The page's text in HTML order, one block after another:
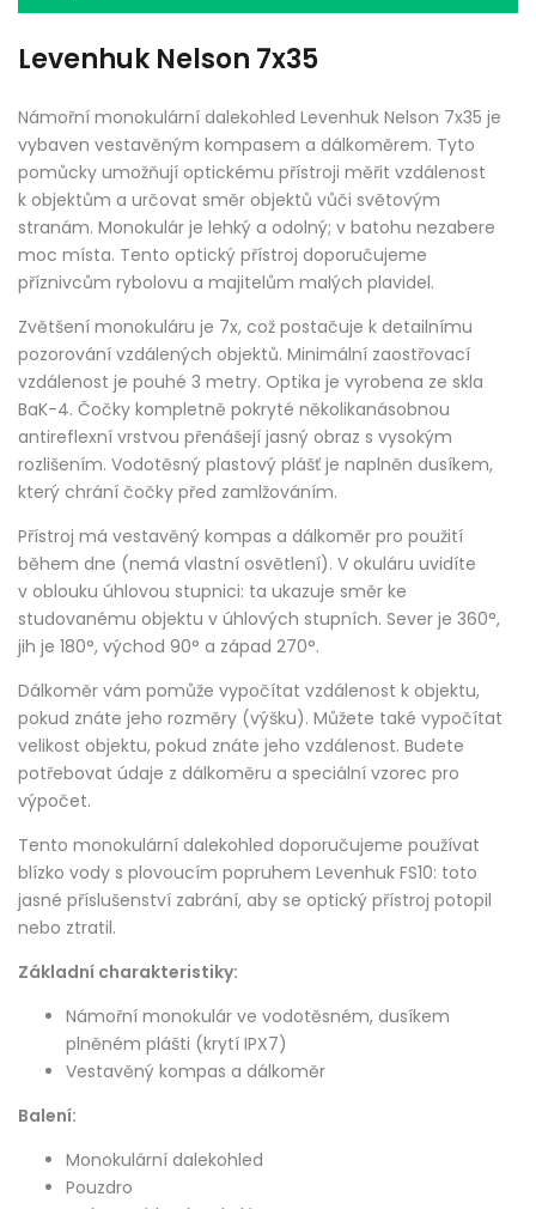
Levenhuk Nelson 7x35
Námořní monokulární dalekohled Levenhuk Nelson 7x35 je
vybaven vestavěným kompasem a dálkoměrem. Tyto
pomůcky umožňují optickému přístroji měřit vzdálenost
k objektům a určovat směr objektů vůči světovým
stranám. Monokulár je lehký a odolný; v batohu nezabere
moc místa. Tento optický přístroj doporučujeme
příznivcům rybolovu a majitelům malých plavidel.
Zvětšení monokuláru je 7x, což postačuje k detailnímu
pozorování vzdálených objektů. Minimální zaostřovací
vzdálenost je pouhé 3 metry. Optika je vyrobena ze skla
BaK-4. Čočky kompletně pokryté několikanásobnou
antireflexní vrstvou přenášejí jasný obraz s vysokým
rozlišením. Vodotěsný plastový plášť je naplněn dusíkem,
který chrání čočky před zamlžováním.
Přístroj má vestavěný kompas a dálkoměr pro použití
během dne (nemá vlastní osvětlení). V okuláru uvidíte
v oblouku úhlovou stupnici: ta ukazuje směr ke
studovanému objektu v úhlových stupních. Sever je 360°,
jih je 180°, východ 90° a západ 270°.
Dálkoměr vám pomůže vypočítat vzdálenost k objektu,
pokud znáte jeho rozměry (výšku). Můžete také vypočítat
velikost objektu, pokud znáte jeho vzdálenost. Budete
potřebovat údaje z dálkoměru a speciální vzorec pro
výpočet.
Tento monokulární dalekohled doporučujeme používat
blízko vody s plovoucím popruhem Levenhuk FS10: toto
jasné příslušenství zabrání, aby se optický přístroj potopil
nebo ztratil.
Základní charakteristiky:
Námořní monokulár ve vodotěsném, dusíkem
plněném plášti (krytí IPX7)
Vestavěný kompas a dálkoměr
Balení:
Monokulární dalekohled
Pouzdro